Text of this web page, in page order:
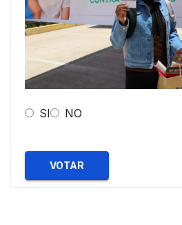
SI NO
VOTAR